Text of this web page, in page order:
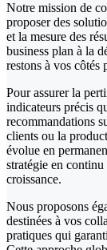
Notre mission de
proposer des
et la mesure des
business plan à la
restons à vos côtés
Pour assurer la
indicateurs précis
recommandations
clients ou la
évolue en
stratégie en
croissance.
Nous proposons
destinées à vos
pratiques qui